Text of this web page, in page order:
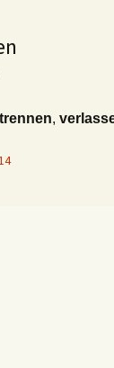
trennen,